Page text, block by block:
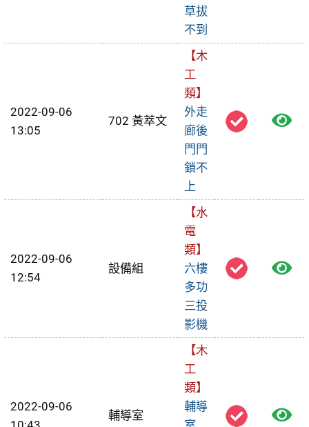
草拔
不到
2022-09-06
13:05
702 黃萃文
【木
工
類】
外走
廊後
門門
鎖不
上
檢
修
2022-09-06
12:54
設備組
【水
電
類】
六樓
多功
三投
影機
檢
2022-09-06
輔導室
【木
工
類】
輔導
檢